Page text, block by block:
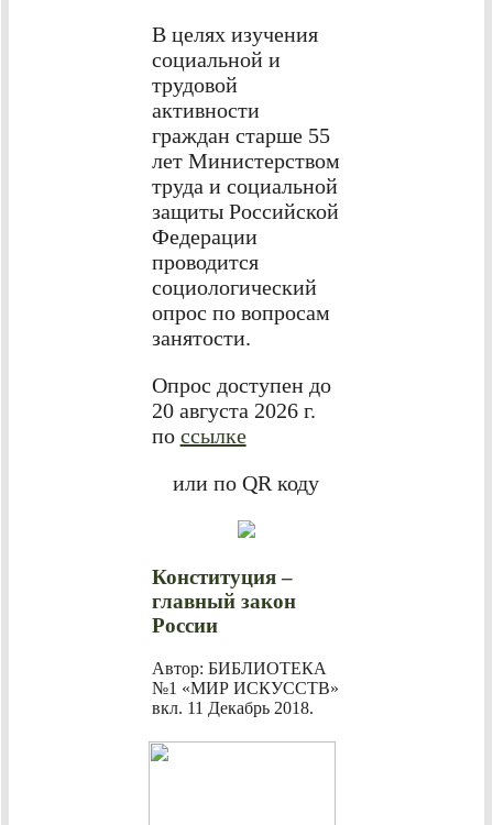
В целях изучения
социальной и
трудовой
активности
граждан старше 55
лет Министерством
труда и социальной
защиты Российской
Федерации
проводится
социологический
опрос по вопросам
занятости.
Опрос доступен до
20 августа 2026 г.
по ссылке
или по QR коду
Конституция –
главный закон
России
Автор: БИБЛИОТЕКА
№1 «МИР ИСКУССТВ»
вкл. 11 Декабрь 2018.